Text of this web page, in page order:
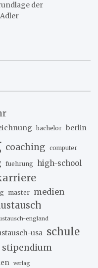
der
bachelor berlin
coaching computer
fuehrung high-school
master medien
england
usa schule
stipendium
verlag